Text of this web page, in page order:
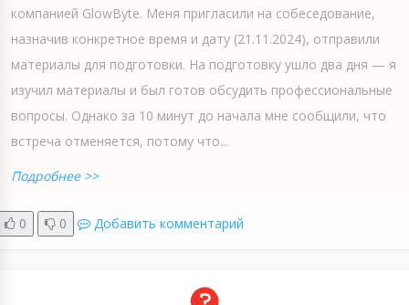
компанией GlowByte. Меня пригласили на собеседование,
назначив конкретное время и дату (21.11.2024), отправили
материалы для подготовки. На подготовку ушло два дня — я
изучил материалы и был готов обсудить профессиональные
вопросы. Однако за 10 минут до начала мне сообщили, что
встреча отменяется, потому что...
Подробнее >>
0 0 Добавить комментарий